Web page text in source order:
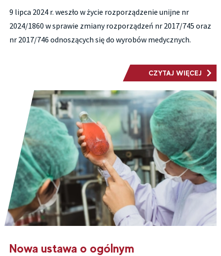
9 lipca 2024 r. weszło w życie rozporządzenie unijne nr
2024/1860 w sprawie zmiany rozporządzeń nr 2017/745 oraz
nr 2017/746 odnoszących się do wyrobów medycznych.
CZYTAJ WIĘCEJ
Nowa ustawa o ogólnym